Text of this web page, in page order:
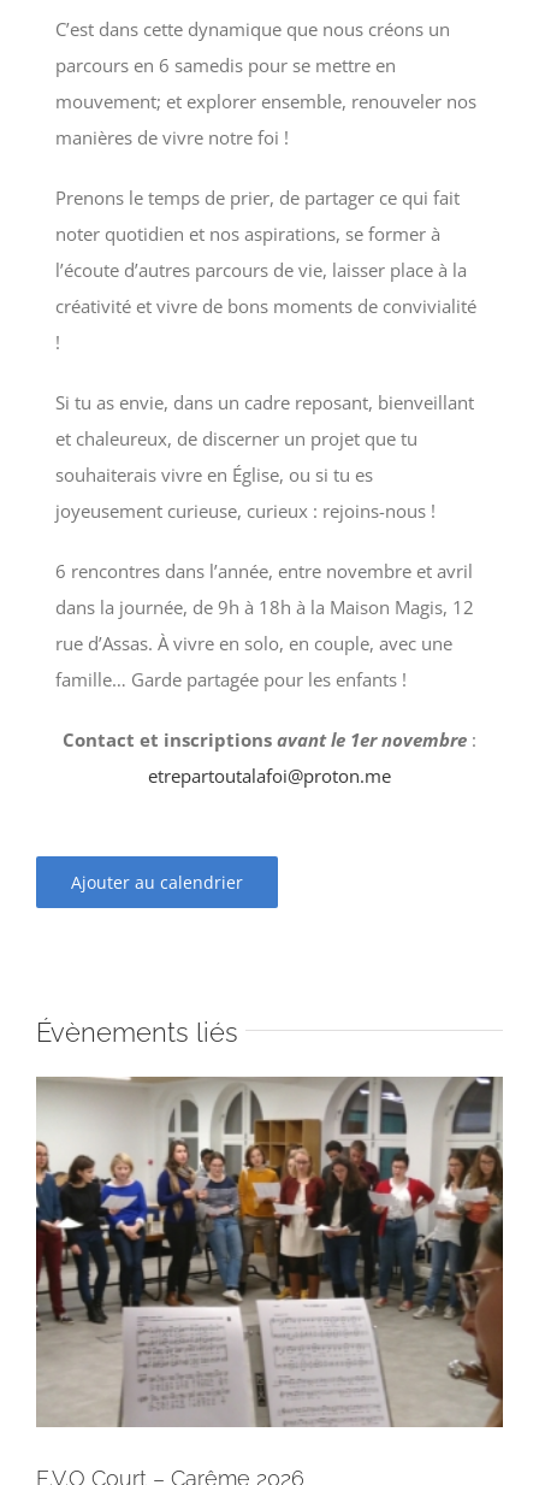
C’est dans cette dynamique que nous créons un
parcours en 6 samedis pour se mettre en
mouvement; et explorer ensemble, renouveler nos
manières de vivre notre foi !
Prenons le temps de prier, de partager ce qui fait
noter quotidien et nos aspirations, se former à
l’écoute d’autres parcours de vie, laisser place à la
créativité et vivre de bons moments de convivialité
!
Si tu as envie, dans un cadre reposant, bienveillant
et chaleureux, de discerner un projet que tu
souhaiterais vivre en Église, ou si tu es
joyeusement curieuse, curieux : rejoins-nous !
6 rencontres dans l’année, entre novembre et avril
dans la journée, de 9h à 18h à la Maison Magis, 12
rue d’Assas. À vivre en solo, en couple, avec une
famille… Garde partagée pour les enfants !
Contact et inscriptions avant le 1er novembre :
etrepartoutalafoi@proton.me
Ajouter au calendrier
Évènements liés
E.V.O Court – Carême 2026